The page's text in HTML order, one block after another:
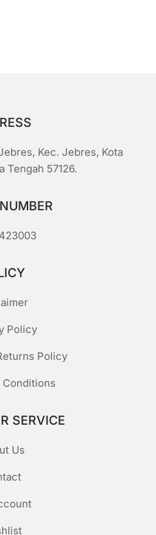
Kec. Jebres, Kota
Tengah 57126.
Policy
Policy
Conditions
SERVICE
Us